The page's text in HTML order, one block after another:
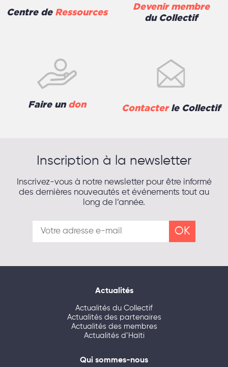
Centre de Ressources
Devenir membre
du Collectif
Faire un don Contacterle Collectif
Inscription à la newsletter
Inscrivez-vous à notre newsletter pour être informé
des dernières nouveautés et événements tout au
long de l’année.
Actualités
Actualités du Collectif
Actualités des partenaires
Actualités des membres
Actualités d’Haïti
Qui sommes-nous